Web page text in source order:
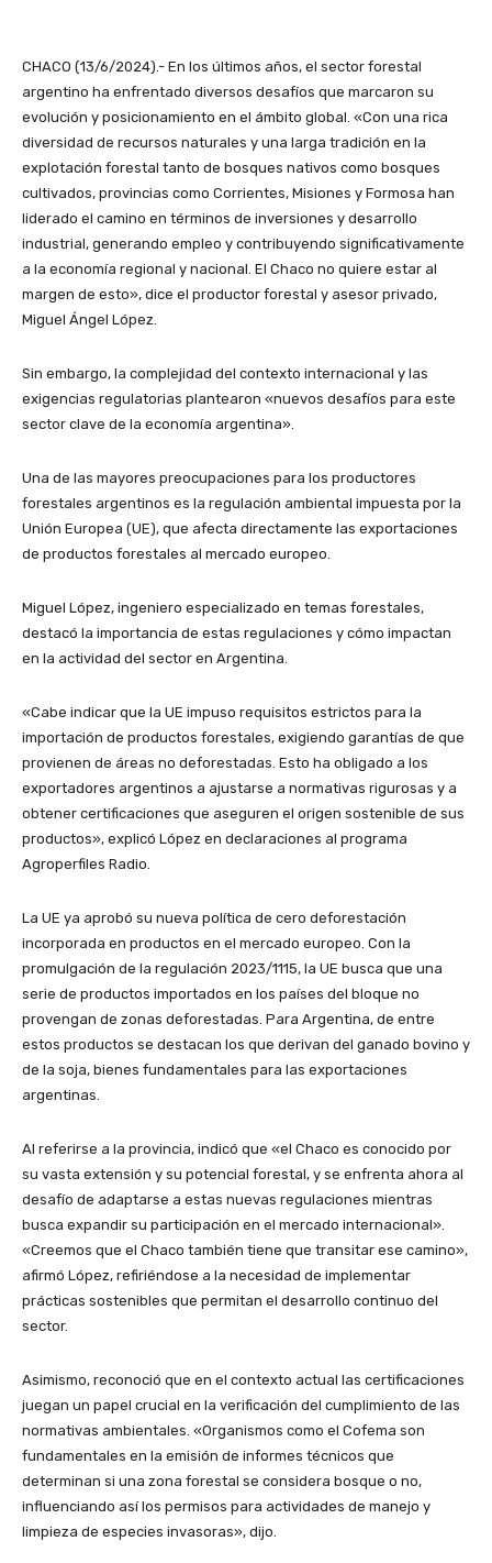
CHACO (13/6/2024).- En los últimos años, el sector forestal
argentino ha enfrentado diversos desafíos que marcaron su
evolución y posicionamiento en el ámbito global. «Con una rica
diversidad de recursos naturales y una larga tradición en la
explotación forestal tanto de bosques nativos como bosques
cultivados, provincias como Corrientes, Misiones y Formosa han
liderado el camino en términos de inversiones y desarrollo
industrial, generando empleo y contribuyendo significativamente
a la economía regional y nacional. El Chaco no quiere estar al
margen de esto», dice el productor forestal y asesor privado,
Miguel Ángel López.
Sin embargo, la complejidad del contexto internacional y las
exigencias regulatorias plantearon «nuevos desafíos para este
sector clave de la economía argentina».
Una de las mayores preocupaciones para los productores
forestales argentinos es la regulación ambiental impuesta por la
Unión Europea (UE), que afecta directamente las exportaciones
de productos forestales al mercado europeo.
Miguel López, ingeniero especializado en temas forestales,
destacó la importancia de estas regulaciones y cómo impactan
en la actividad del sector en Argentina.
«Cabe indicar que la UE impuso requisitos estrictos para la
importación de productos forestales, exigiendo garantías de que
provienen de áreas no deforestadas. Esto ha obligado a los
exportadores argentinos a ajustarse a normativas rigurosas y a
obtener certificaciones que aseguren el origen sostenible de sus
productos», explicó López en declaraciones al programa
Agroperfiles Radio.
La UE ya aprobó su nueva política de cero deforestación
incorporada en productos en el mercado europeo. Con la
promulgación de la regulación 2023/1115, la UE busca que una
serie de productos importados en los países del bloque no
provengan de zonas deforestadas. Para Argentina, de entre
estos productos se destacan los que derivan del ganado bovino y
de la soja, bienes fundamentales para las exportaciones
argentinas.
Al referirse a la provincia, indicó que «el Chaco es conocido por
su vasta extensión y su potencial forestal, y se enfrenta ahora al
desafío de adaptarse a estas nuevas regulaciones mientras
busca expandir su participación en el mercado internacional».
«Creemos que el Chaco también tiene que transitar ese camino»,
afirmó López, refiriéndose a la necesidad de implementar
prácticas sostenibles que permitan el desarrollo continuo del
sector.
Asimismo, reconoció que en el contexto actual las certificaciones
juegan un papel crucial en la verificación del cumplimiento de las
normativas ambientales. «Organismos como el Cofema son
fundamentales en la emisión de informes técnicos que
determinan si una zona forestal se considera bosque o no,
influenciando así los permisos para actividades de manejo y
limpieza de especies invasoras», dijo.